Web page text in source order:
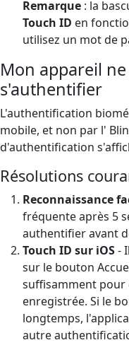
Remarque : la
Touch ID en
utilisez un mot de
Mon appareil
s'authentifier
L'authentification
mobile, et non par l'
d'authentification
Résolutions
Reconnaissance
fréquente après 5
authentifier avant
Touch ID sur iOS-
sur le bouton
suffisamment
enregistrée. Si le
longtemps,
autre